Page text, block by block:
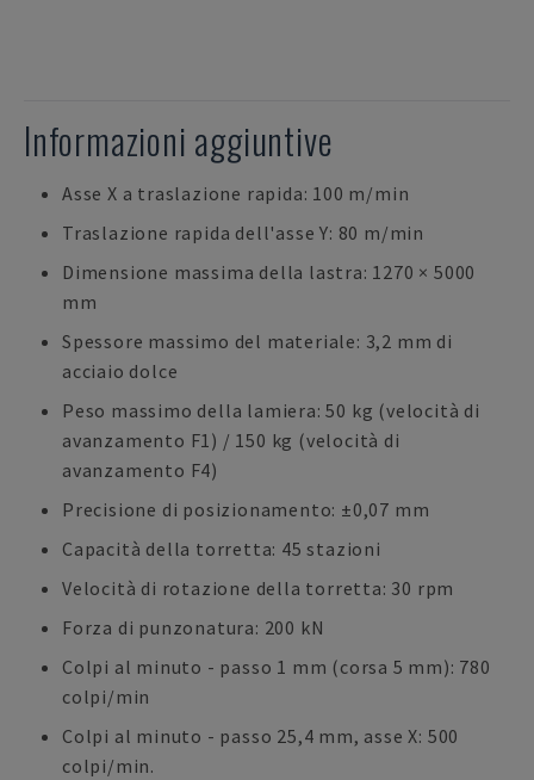
Informazioni aggiuntive
Asse X a traslazione rapida: 100 m/min
Traslazione rapida dell'asse Y: 80 m/min
Dimensione massima della lastra: 1270 × 5000
mm
Spessore massimo del materiale: 3,2 mm di
acciaio dolce
Peso massimo della lamiera: 50 kg (velocità di
avanzamento F1) / 150 kg (velocità di
avanzamento F4)
Precisione di posizionamento: ±0,07 mm
Capacità della torretta: 45 stazioni
Velocità di rotazione della torretta: 30 rpm
Forza di punzonatura: 200 kN
Colpi al minuto - passo 1 mm (corsa 5 mm): 780
colpi/min
Colpi al minuto - passo 25,4 mm, asse X: 500
colpi/min.